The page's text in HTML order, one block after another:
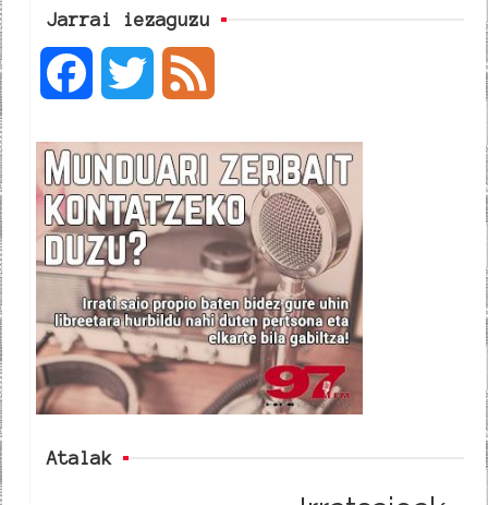
Jarrai iezaguzu
c
e
b
o
o
i
t
t
e
e
d
Atalak